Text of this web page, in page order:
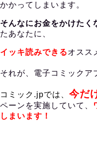
かかってしまいます。
そんなにお金をかけたく
たあなたに、
イッキ読みできるオスス
それが、電子コミックア
コミック.jpでは、 今だ
ペーンを実施していて、
しまいます！